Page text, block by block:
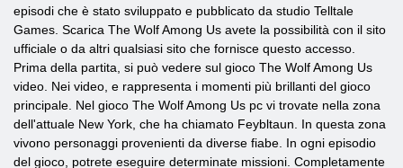
episodi che è stato sviluppato e pubblicato da studio Telltale
Games. Scarica The Wolf Among Us avete la possibilità con il sito
ufficiale o da altri qualsiasi sito che fornisce questo accesso.
Prima della partita, si può vedere sul gioco The Wolf Among Us
video. Nei video, e rappresenta i momenti più brillanti del gioco
principale. Nel gioco The Wolf Among Us pc vi trovate nella zona
dell'attuale New York, che ha chiamato Feybltaun. In questa zona
vivono personaggi provenienti da diverse fiabe. In ogni episodio
del gioco, potrete eseguire determinate missioni. Completamente